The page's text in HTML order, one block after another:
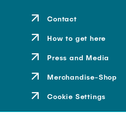
Contact
How to get here
Press and Media
Merchandise-Shop
Cookie Settings